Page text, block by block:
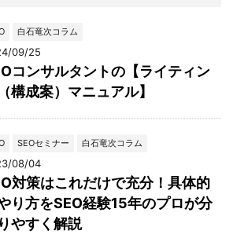
白石竜次コラム
09/25
コンサルタントの【ライティン
構成案）マニュアル】
SEOセミナー 白石竜次コラム
08/04
対策はこれだけで充分！具体的
り方をSEO経験15年のプロが分
やすく解説